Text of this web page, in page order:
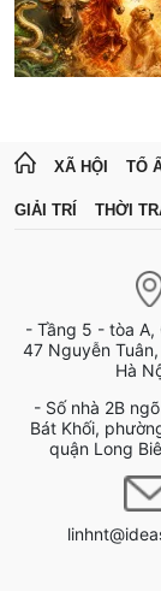
XÃ HỘI TỔ
GIẢI TRÍ THỜI
- Tầng 5 - tòa A,
47 Nguyễn
Hà
- Số nhà 2B
Bát Khối,
quận Long